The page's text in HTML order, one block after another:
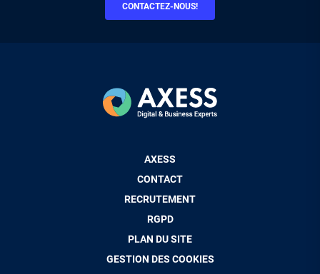
CONTACTEZ-NOUS!
AXESS
CONTACT
RECRUTEMENT
RGPD
PLAN DU SITE
GESTION DES COOKIES